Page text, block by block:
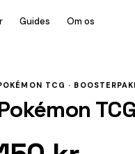
Guides Om os
TCG ·